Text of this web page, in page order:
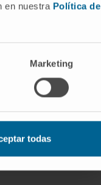
en nuestra Política de
Marketing
todas